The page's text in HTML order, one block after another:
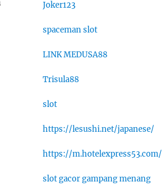
Joker123
spaceman slot
LINK MEDUSA88
Trisula88
slot
https://lesushi.net/japanese/
https://m.hotelexpress53.com/
slot gacor gampang menang